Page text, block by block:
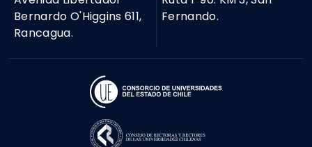
Bernardo O'Higgins 611,
Rancagua.
Fernando.